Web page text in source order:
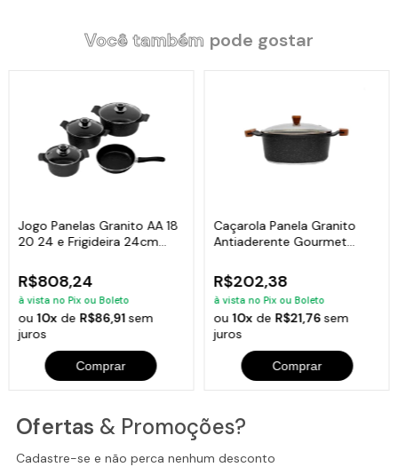
Você também pode gostar
Jogo Panelas Granito AA 18
20 24 e Frigideira 24cm
R$808,24
à vista no Pix ou Boleto
ou10x de R$86,91sem
juros
Comprar
Caçarola Panela Granito
Antiaderente Gourmet
R$202,38
à vista no Pix ou Boleto
ou10x de R$21,76sem
juros
Comprar
Ofertas & Promoções?
Cadastre-se e não perca nenhum desconto